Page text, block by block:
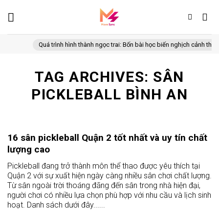
Quá trình hình thành ngọc trai: Bốn bài học biến nghịch cảnh
TAG ARCHIVES: SÂN
PICKLEBALL BÌNH AN
16 sân pickleball Quận 2 tốt nhất và uy tín chất
lượng cao
Pickleball đang trở thành môn thể thao được yêu thích tại
Quận 2 với sự xuất hiện ngày càng nhiều sân chơi chất lượng.
Từ sân ngoài trời thoáng đãng đến sân trong nhà hiện đại,
người chơi có nhiều lựa chọn phù hợp với nhu cầu và lịch sinh
hoạt. Danh sách dưới đây......